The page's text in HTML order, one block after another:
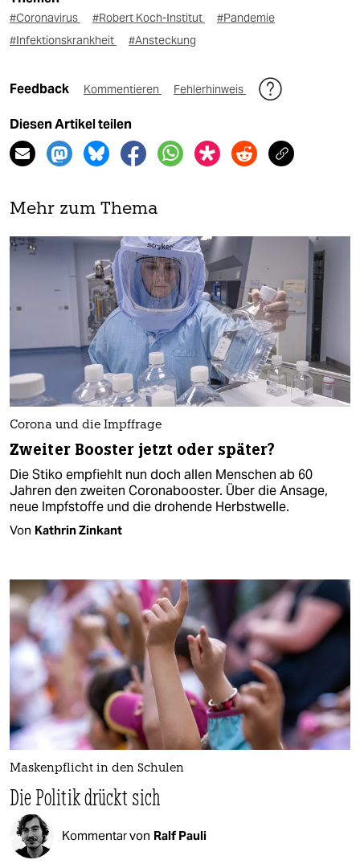
#Coronavirus #Robert Koch-Institut
#Pandemie
#Infektionskrankheit
#Ansteckung
Feedback Kommentieren Fehlerhinweis
Diesen Artikel teilen
Mehr zum Thema
Corona und die Impffrage
Zweiter Booster jetzt oder später?
Die Stiko empfiehlt nun doch allen Menschen ab 60
Jahren den zweiten Coronabooster. Über die Ansage,
neue Impfstoffe und die drohende Herbstwelle.
Von Kathrin Zinkant
Maskenpflicht in den Schulen
Die Politik drückt sich
Kommentar von Ralf Pauli